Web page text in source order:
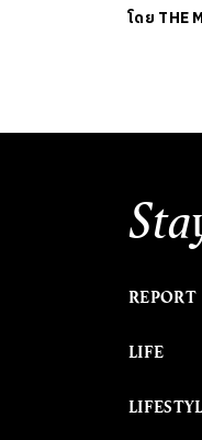
โดย THE
REPORT
LIFE